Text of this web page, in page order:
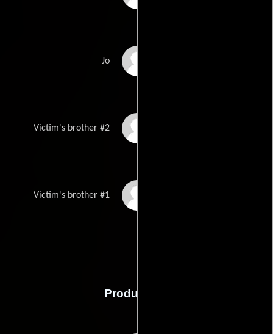
Jo
Victim's brother #2
Victim's brother #1
Producción